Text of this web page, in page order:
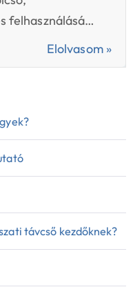
felhasználásá…
Elolvasom »
távcső kezdőknek?